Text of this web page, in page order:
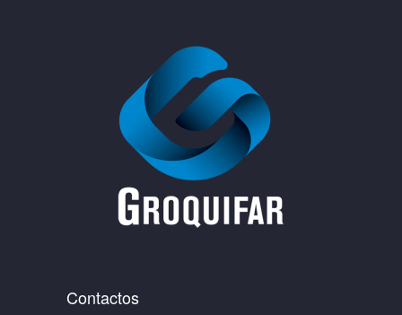
Contactos